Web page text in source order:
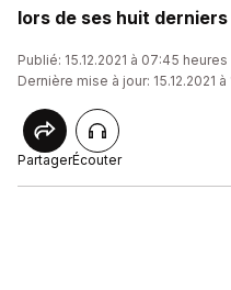
lors de ses huit
Publié: 15.12.2021 à 07:45 heures
Dernière mise à jour: 15.12.2021
PartagerÉcouter